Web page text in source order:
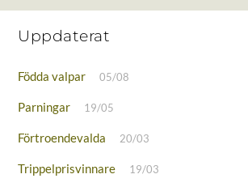
Uppdaterat
Födda valpar 05/08
Parningar 19/05
Förtroendevalda 20/03
Trippelprisvinnare 19/03